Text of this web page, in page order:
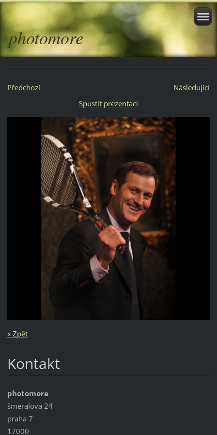
photomore
Předchozí
Následující
Spustit prezentaci
« Zpět
Kontakt
photomore
šmeralova 24
praha 7
17000